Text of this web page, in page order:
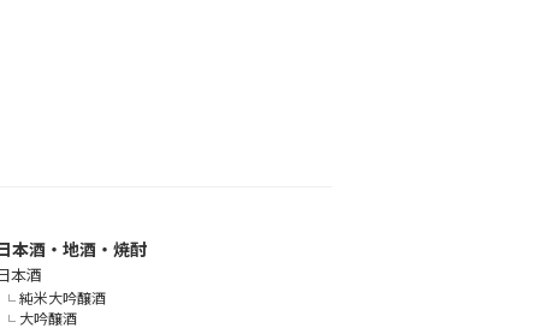
本酒・地酒・焼酎
本酒
純米大吟醸酒
大吟醸酒